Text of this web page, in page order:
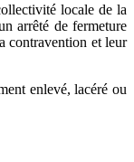
locale de la
arrêté de fermeture
contravention et leur
enlevé, lacéré ou